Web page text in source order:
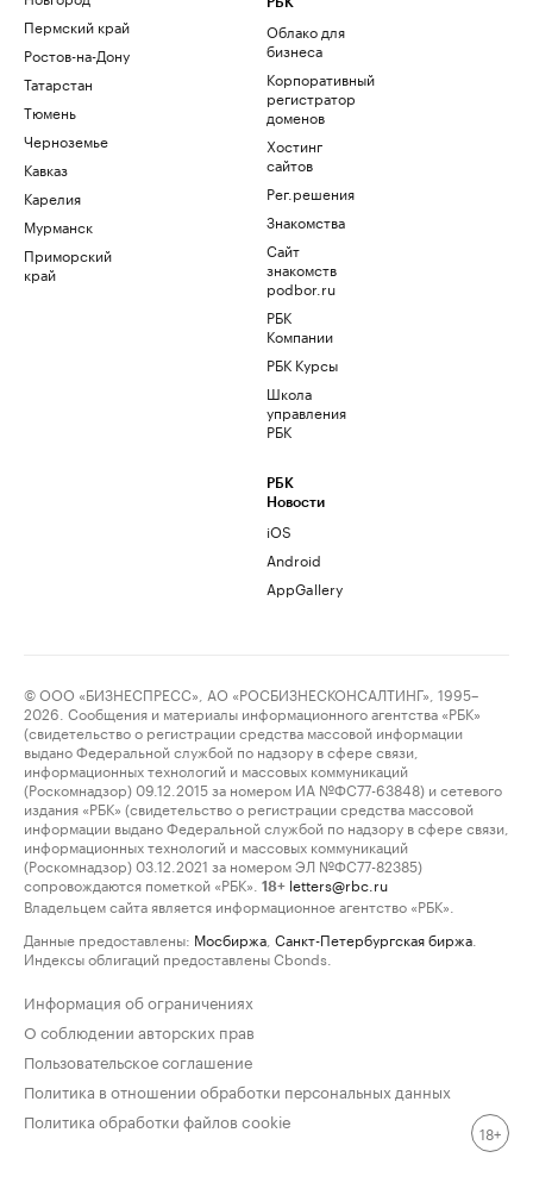
Пермский край
Ростов-на-Дону
Татарстан
Тюмень
Черноземье
Кавказ
Карелия
Мурманск
Приморский
край
Облако для
бизнеса
Корпоративный
регистратор
доменов
Хостинг
сайтов
Рег.решения
Знакомства
Сайт
знакомств
podbor.ru
РБК
Компании
РБК Курсы
Школа
управления
РБК
РБК
Новости
iOS
Android
AppGallery
© ООО «БИЗНЕСПРЕСС», АО «РОСБИЗНЕСКОНСАЛТИНГ», 1995–
2026. Сообщения и материалы информационного агентства «РБК»
(свидетельство о регистрации средства массовой информации
выдано Федеральной службой по надзору в сфере связи,
информационных технологий и массовых коммуникаций
(Роскомнадзор) 09.12.2015 за номером ИА №ФС77-63848) и сетевого
издания «РБК» (свидетельство о регистрации средства массовой
информации выдано Федеральной службой по надзору в сфере связи,
информационных технологий и массовых коммуникаций
(Роскомнадзор) 03.12.2021 за номером ЭЛ №ФС77-82385)
сопровождаются пометкой «РБК».
18+ letters@rbc.ru
Владельцем сайта является информационное агентство «РБК».
Данные предоставлены: Мосбиржа Санкт-Петербургская биржа
Индексы облигаций предоставлены Cbonds.
Информация об ограничениях
О соблюдении авторских прав
Пользовательское соглашение
Политика в отношении обработки персональных данных
Политика обработки файлов cookie
18+